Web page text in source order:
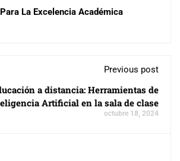
La Excelencia Académica
Previous post
a distancia: Herramientas de
Artificial en la sala de clase
octubre 18, 2024